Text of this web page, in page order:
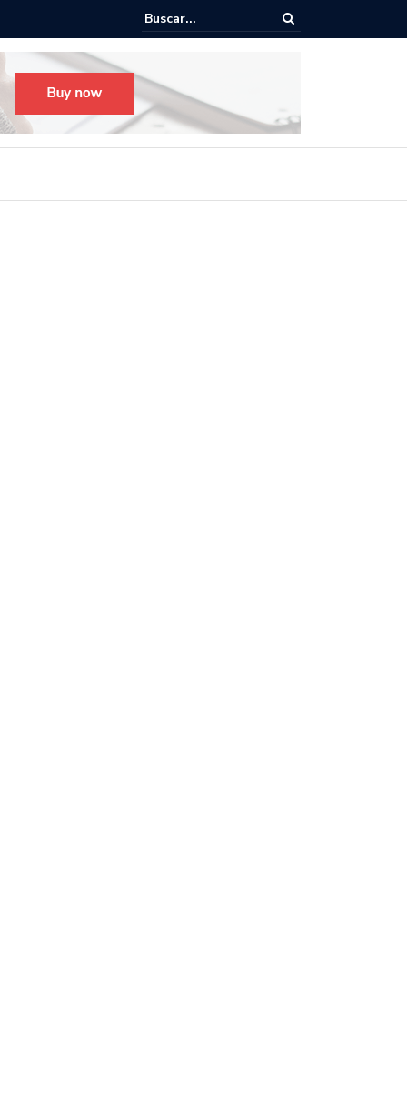
para el Festival Desfile Día de Muertos 2025 en Guadalajara